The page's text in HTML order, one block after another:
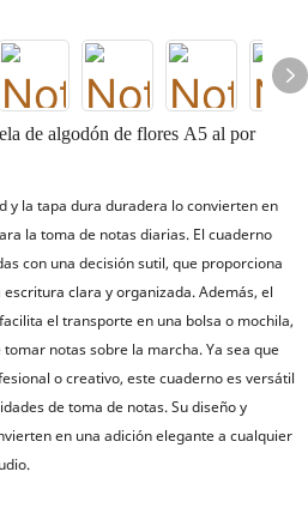
de algodón de flores A5 al por
y la tapa dura duradera lo convierten en
la toma de notas diarias. El cuaderno
con una decisión sutil, que proporciona
clara y organizada.Además, el
el transporte en una bolsa o mochila,
tomar notas sobre la marcha.Ya sea que
o creativo, este cuaderno es versátil
de toma de notas.Su diseño y
en una adición elegante a cualquier